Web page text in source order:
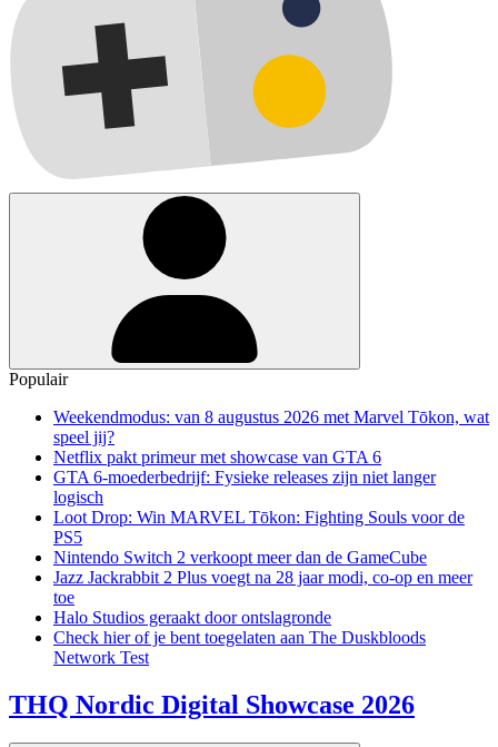
Populair
Weekendmodus: van 8 augustus 2026 met Marvel Tōkon, wat
speel jij?
Netflix pakt primeur met showcase van GTA 6
GTA 6-moederbedrijf: Fysieke releases zijn niet langer
logisch
Loot Drop: Win MARVEL Tōkon: Fighting Souls voor de
PS5
Nintendo Switch 2 verkoopt meer dan de GameCube
Jazz Jackrabbit 2 Plus voegt na 28 jaar modi, co-op en meer
toe
Halo Studios geraakt door ontslagronde
Check hier of je bent toegelaten aan The Duskbloods
Network Test
THQ Nordic Digital Showcase 2026